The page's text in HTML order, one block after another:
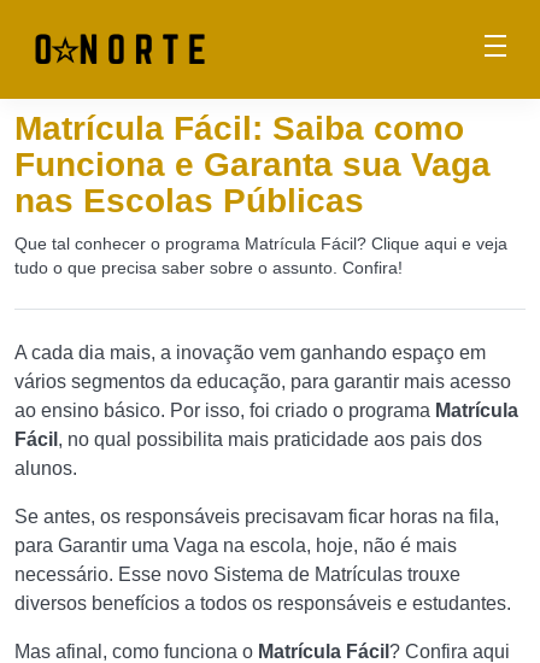
Matrícula Fácil: Saiba como
Funciona e Garanta sua Vaga
nas Escolas Públicas
Que tal conhecer o programa Matrícula Fácil? Clique aqui e veja
tudo o que precisa saber sobre o assunto. Confira!
A cada dia mais, a inovação vem ganhando espaço em
vários segmentos da educação, para garantir mais acesso
ao ensino básico. Por isso, foi criado o programa Matrícula
Fácil , no qual possibilita mais praticidade aos pais dos
alunos.
Se antes, os responsáveis precisavam ficar horas na fila,
para Garantir uma Vaga na escola, hoje, não é mais
necessário. Esse novo Sistema de Matrículas trouxe
diversos benefícios a todos os responsáveis e estudantes.
Mas afinal, como funciona o Matrícula Fácil ? Confira aqui